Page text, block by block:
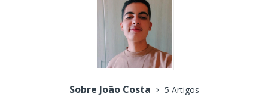
Sobre João Costa
5 Artigos